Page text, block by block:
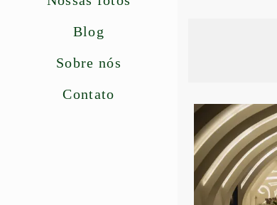
Blog
Sobre nós
Contato